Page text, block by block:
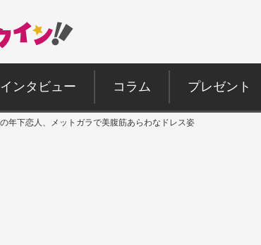
インタビュー コラム プレゼント
年下恋人、メットガラで美腹筋あらわなドレス姿